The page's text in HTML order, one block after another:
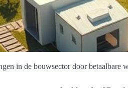
in de bouwsector door betaalbare